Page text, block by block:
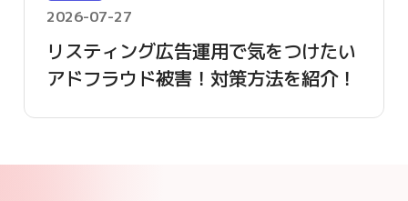
2026-07-27
リスティング広告運用で気をつけたい
アドフラウド被害！対策方法を紹介！